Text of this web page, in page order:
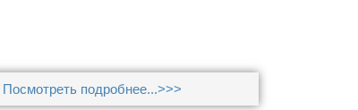
Посмотреть подробнее...>>>